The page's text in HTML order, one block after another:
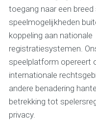
toegang naar een breed
speelmogelijkheden
koppeling aan nationale
registratiesystemen.
speelplatform opereert
internationale
andere benadering
betrekking tot
privacy.